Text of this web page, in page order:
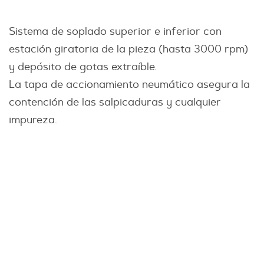
Sistema de soplado superior e inferior con
estación giratoria de la pieza (hasta 3000 rpm)
y depósito de gotas extraíble.
La tapa de accionamiento neumático asegura la
contención de las salpicaduras y cualquier
impureza.